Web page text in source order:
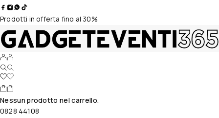
Prodotti in offerta fino al 30%
Nessun prodotto nel carrello.
0828 44108